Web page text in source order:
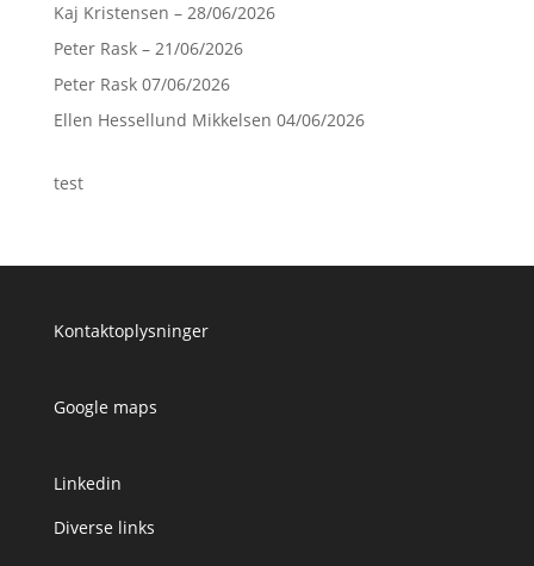
Kaj Kristensen – 28/06/2026
Peter Rask – 21/06/2026
Peter Rask 07/06/2026
Ellen Hessellund Mikkelsen 04/06/2026
test
Kontaktoplysninger
Google maps
Linkedin
Diverse links